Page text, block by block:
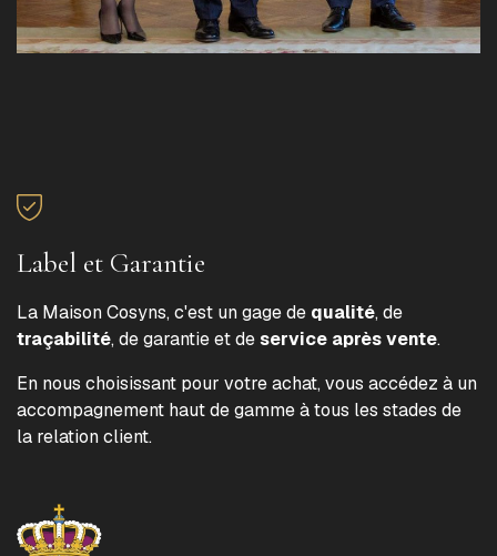
Label et Garantie
La Maison Cosyns, c'est un gage de qualité, de
traçabilité, de garantie et deservice après vente.
En nous choisissant pour votre achat, vous accédez à un
accompagnement haut de gamme à tous les stades de
la relation client.